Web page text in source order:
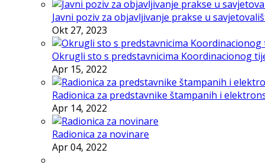
Javni poziv za objavljivanje prakse u
Okt 27, 2023
Okrugli sto s predstavnicima Koordinacionog
Apr 15, 2022
Radionica za predstavnike štampanih i
Apr 14, 2022
Radionica za novinare
Apr 04, 2022